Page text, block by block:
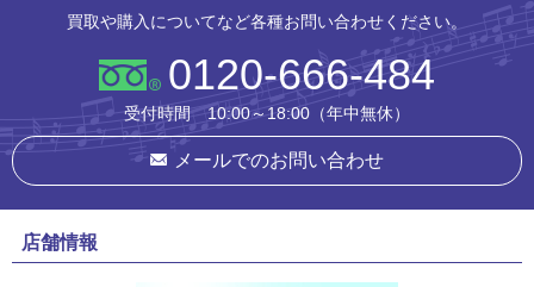
買取や購入についてなど各種お問い合わせください。
0120-666-484
受付時間 10:00～18:00（年中無休）
メールでのお問い合わせ
店舗情報